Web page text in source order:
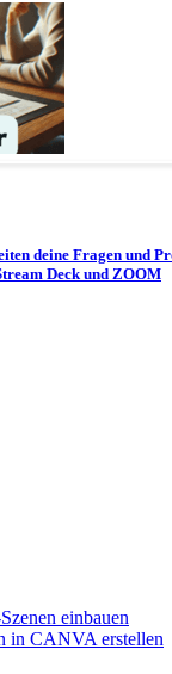
deine Fragen und
Deck und ZOOM
einbauen
in CANVA erstellen